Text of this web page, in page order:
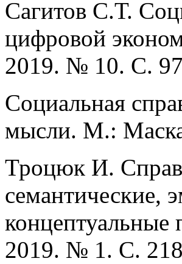
Сагитов С.Т.
цифровой
2019. № 10. С.
Социальная
мысли. М.:
Троцюк И.
семантические,
концептуальные
2019. № 1. С.